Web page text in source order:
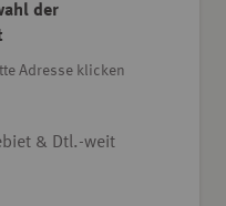
der
Adresse klicken
& Dtl.-weit